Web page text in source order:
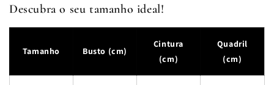
Descubra o seu tamanho ideal!
Tamanho Busto (cm)
Cintura
(cm)
Quadril
(cm)